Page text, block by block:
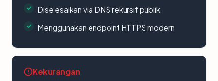
Diselesaikan via DNS rekursif publik
Menggunakan endpoint HTTPS modern
Kekurangan